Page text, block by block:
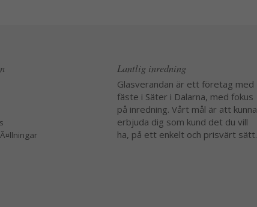
Lantlig inredning
Glasverandan är ett företag med
fäste i Säter i Dalarna, med fokus
på inredning. Vårt mål är att kunna
erbjuda dig som kund det du vill
ha, på ett enkelt och prisvärt sätt.